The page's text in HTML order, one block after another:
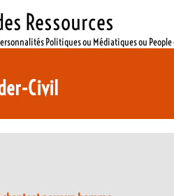
Ressources
Politiques ou Médiatiques ou
Civil